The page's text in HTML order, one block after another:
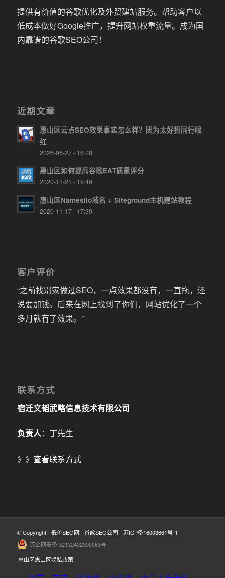
提供有价值的谷歌优化及外贸建站服务。帮助客户以
低成本做好Google推广，提升网站权重流量。成为国
内靠谱的谷歌SEO公司！
近期文章
惠山区云点SEO效果事实怎么样？因为太好招同行眼
红
2026-06-27 - 16:28
惠山区如何提高谷歌EAT质量评分
2020-11-21 - 19:49
惠山区Namesilo域名 + Siteground主机建站教程
2020-11-17 - 17:39
客户评价
“之前找别家做过SEO，一点效果都没有，一直拖，还
说要加钱。后来在网上找到了你们，网站优化了一个
多月就有了效果。”
联系方式
宿迁文韬武略信息技术有限公司
负责人：丁先生
》》 查看联系方式
© Copyright - 低价SEO网 - 谷歌SEO公司 - 苏ICP备16003661号-1
苏公网安备 32132402000563号
惠山区惠山区隐私政策